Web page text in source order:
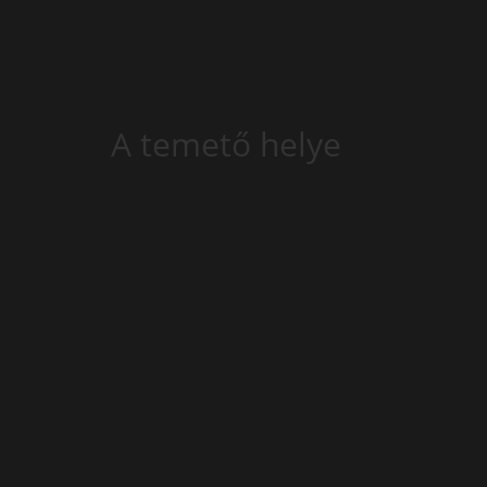
A temető helye